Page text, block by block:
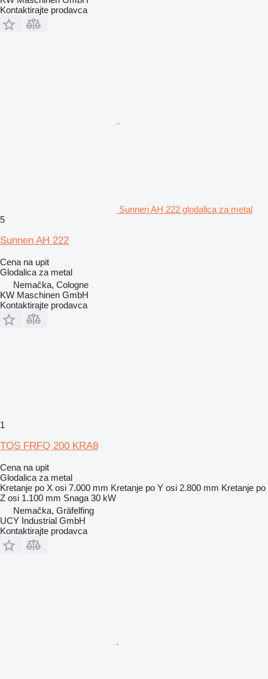
Kontaktirajte prodavca
Sunnen AH 222 glodalica za metal
5
Sunnen AH 222
Cena na upit
Glodalica za metal
Nemačka, Cologne
KW Maschinen GmbH
Kontaktirajte prodavca
1
TOS FRFQ 200 KRA8
Cena na upit
Glodalica za metal
Kretanje po X osi 7.000 mm Kretanje po Y osi 2.800 mm Kretanje po
Z osi 1.100 mm Snaga 30 kW
Nemačka, Gräfelfing
UCY Industrial GmbH
Kontaktirajte prodavca